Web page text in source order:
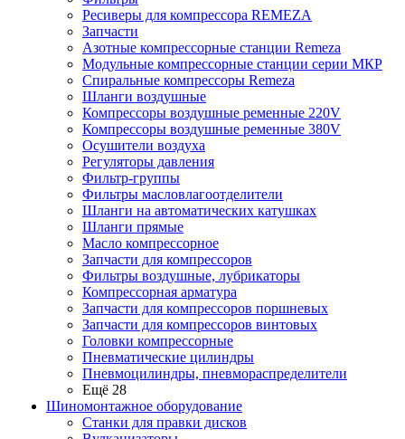
Ресиверы для компрессора REMEZA
Запчасти
Азотные компрессорные станции Remeza
Модульные компрессорные станции серии МКР
Спиральные компрессоры Remeza
Шланги воздушные
Компрессоры воздушные ременные 220V
Компрессоры воздушные ременные 380V
Осушители воздуха
Регуляторы давления
Фильтр-группы
Фильтры масловлагоотделители
Шланги на автоматических катушках
Шланги прямые
Масло компрессорное
Запчасти для компрессоров
Фильтры воздушные, лубрикаторы
Компрессорная арматура
Запчасти для компрессоров поршневых
Запчасти для компрессоров винтовых
Головки компрессорные
Пневматические цилиндры
Пневмоцилиндры, пневмораспределители
Ещё 28
Шиномонтажное оборудование
Станки для правки дисков